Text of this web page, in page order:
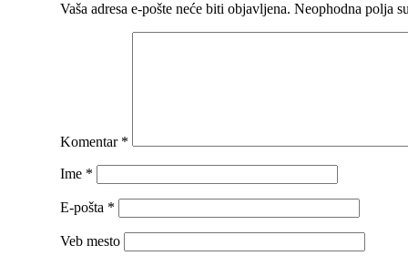
Vaša adresa e-pošte neće biti objavljena. Neophodna polja
Komentar *
Ime *
E-pošta *
Veb mesto